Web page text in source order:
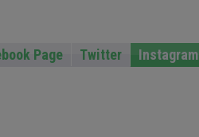
Page Twitter Instagram